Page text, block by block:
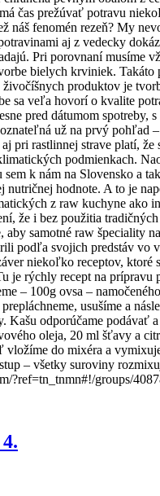
čas prežúvať potravu
fenomén rezeň? My
aj z vedecky
Pri porovnaní musíme
bielych krviniek.
produktov je
sa veľa hovorí o kvalite
pred dátumom
už na prvý pohľad
pri rastlinnej strave platí,
podmienkach.
k nám na Slovensko a
hodnote. A to je
z raw kuchyne ako
že i bez použitia
aby samotné raw
podľa svojich predstáv
niekoľko receptov,
je rýchly recept na
– 100g ovsa –
usušíme a
Kašu odporúčame
oleja, 20 ml šťavy a
do mixéra a
– všetky suroviny
?ref=tn_tnmn#!/groups/